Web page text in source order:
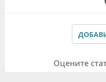
Подтверждая данные
Политикой обработки
Оцените